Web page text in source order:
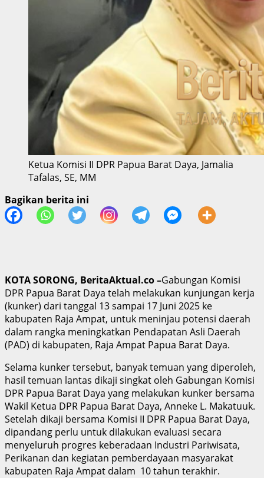
Ketua Komisi II DPR Papua Barat Daya, Jamalia
Tafalas, SE, MM
Bagikan berita ini
KOTA SORONG, BeritaAktual.co –Gabungan Komisi
DPR Papua Barat Daya telah melakukan kunjungan kerja
(kunker) dari tanggal 13 sampai 17 Juni 2025 ke
kabupaten Raja Ampat, untuk meninjau potensi daerah
dalam rangka meningkatkan Pendapatan Asli Daerah
(PAD) di kabupaten, Raja Ampat Papua Barat Daya.
Selama kunker tersebut, banyak temuan yang diperoleh,
hasil temuan lantas dikaji singkat oleh Gabungan Komisi
DPR Papua Barat Daya yang melakukan kunker bersama
Wakil Ketua DPR Papua Barat Daya, Anneke L. Makatuuk.
Setelah dikaji bersama Komisi II DPR Papua Barat Daya,
dipandang perlu untuk dilakukan evaluasi secara
menyeluruh progres keberadaan Industri Pariwisata,
Perikanan dan kegiatan pemberdayaan masyarakat
kabupaten Raja Ampat dalam 10 tahun terakhir.